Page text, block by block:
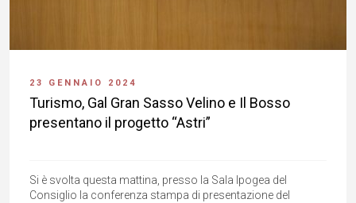
23 GENNAIO 2024
Turismo, Gal Gran Sasso Velino e Il Bosso
presentano il progetto “Astri”
Si è svolta questa mattina, presso la Sala Ipogea del
Consiglio la conferenza stampa di presentazione del